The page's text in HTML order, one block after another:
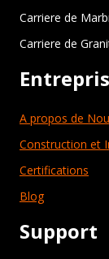
Carriere de
Carriere de
A propos de
Construction et
Certifications
Blog
Support